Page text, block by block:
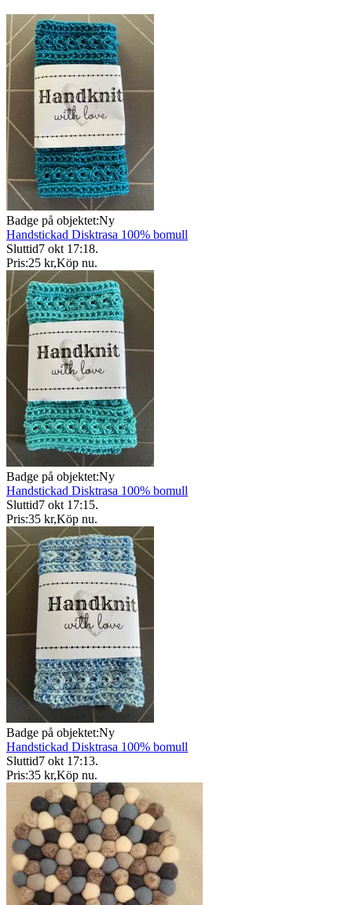
Badge på objektet:Ny
Handstickad Disktrasa 100% bomull
Sluttid7 okt 17:18.
Pris:25 kr,Köp nu.
Badge på objektet:Ny
Handstickad Disktrasa 100% bomull
Sluttid7 okt 17:15.
Pris:35 kr,Köp nu.
Badge på objektet:Ny
Handstickad Disktrasa 100% bomull
Sluttid7 okt 17:13.
Pris:35 kr,Köp nu.